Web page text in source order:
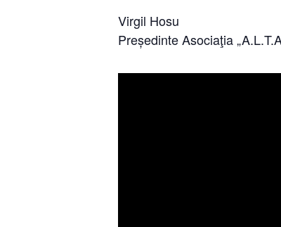
Virgil Hosu
Președinte Asociaţia